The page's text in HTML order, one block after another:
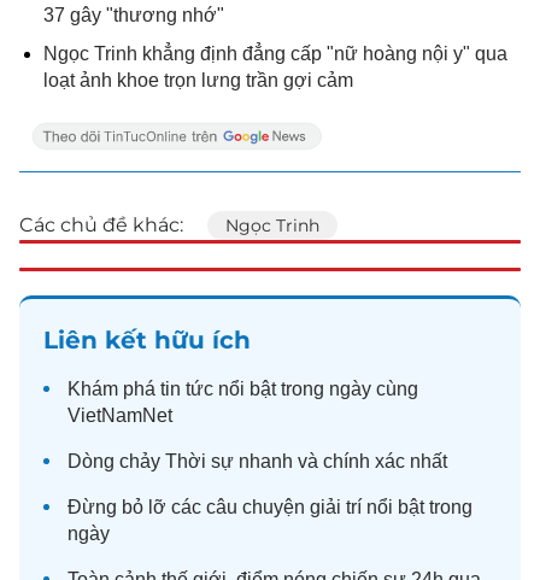
37 gây "thương nhớ"
Ngọc Trinh khẳng định đẳng cấp "nữ hoàng nội y" qua
loạt ảnh khoe trọn lưng trần gợi cảm
Các chủ đề khác: Ngọc Trinh
Liên kết hữu ích
Khám phá tin tức nổi bật trong ngày cùng
VietNamNet
Dòng chảy Thời sự nhanh và chính xác nhất
Đừng bỏ lỡ các câu chuyện giải trí nổi bật trong
ngày